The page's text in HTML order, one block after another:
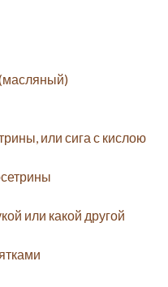
или сига с кислою
или какой другой